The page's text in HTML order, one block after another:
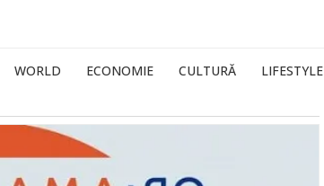
WORLD ECONOMIE CULTURĂ LIFESTYLE